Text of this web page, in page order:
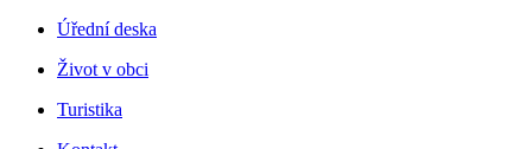
Úřední deska
Život v obci
Turistika